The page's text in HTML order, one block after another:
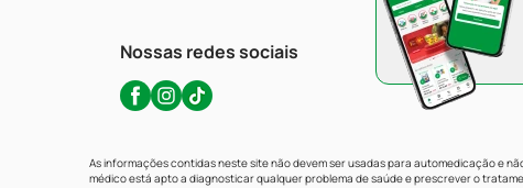
Nossas redes sociais
As informações contidas neste site não devem ser usadas para automedicação e
médico está apto a diagnosticar qualquer problema de saúde e prescrever o